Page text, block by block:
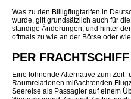
Was zu den Billigflugtarifen in
wurde, gilt grundsätzlich auch für
ständige Änderungen, und hinter
oftmals zu wie an der Börse oder
PER FRACHTSCHIFF
Eine lohnende Alternative zum Zeit-
Raumrelationen mißachtenden
Seereise als Passagier auf einem